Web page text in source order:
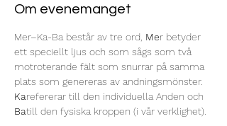
Om evenemanget
Mer–Ka-Ba består av tre ord, Mer betyder
ett speciellt ljus och som sågs som två
motroterande fält som snurrar på samma
plats som genereras av andningsmönster.
Karefererar till den individuella Anden och
Batill den fysiska kroppen (i vår verklighet).